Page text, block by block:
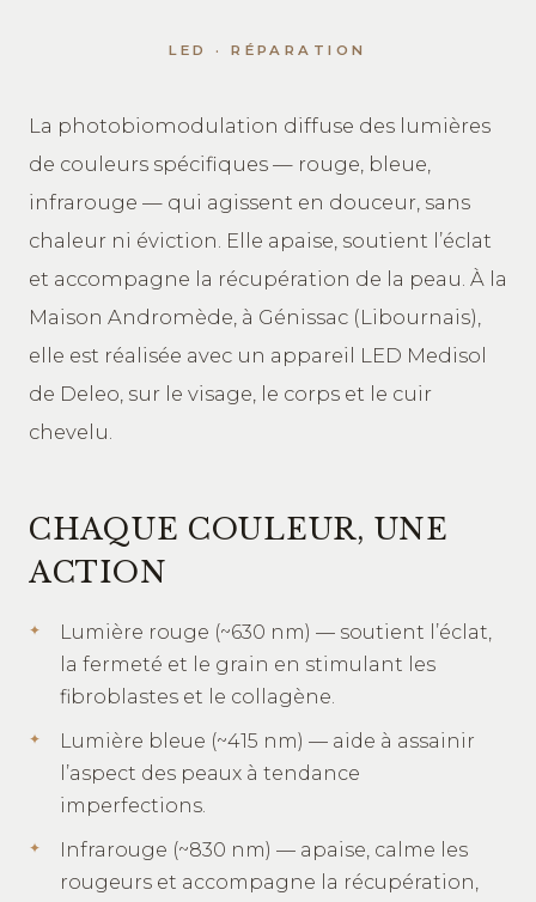
LED · RÉPARATION
La photobiomodulation diffuse des lumières
de couleurs spécifiques — rouge, bleue,
infrarouge — qui agissent en douceur, sans
chaleur ni éviction. Elle apaise, soutient l’éclat
et accompagne la récupération de la peau. À la
Maison Andromède, à Génissac (Libournais),
elle est réalisée avec un appareil LED Medisol
de Deleo, sur le visage, le corps et le cuir
chevelu.
CHAQUE COULEUR, UNE
ACTION
Lumière rouge (~630 nm) — soutient l’éclat,
la fermeté et le grain en stimulant les
fibroblastes et le collagène.
Lumière bleue (~415 nm) — aide à assainir
l’aspect des peaux à tendance
imperfections.
Infrarouge (~830 nm) — apaise, calme les
rougeurs et accompagne la récupération,